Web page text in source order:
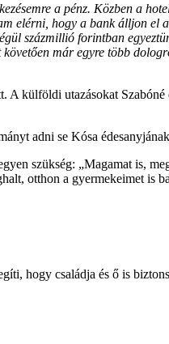
a pénz. Közben a
elérni, hogy a bank álljon el
százmillió forintban
már egyre több
A külföldi utazásokat
adni se Kósa
szükség: „Magamat is,
otthon a gyermekeimet is
hogy családja és ő is